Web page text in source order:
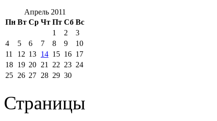
Апрель 2011
Пн Вт Ср Чт Пт Сб Вс
1
2
3
4
5 6 7 8 9
10
11
12 13 14 15 16 17
18 19 20 21 22 23 24
25 26 27 28 29 30
Страницы